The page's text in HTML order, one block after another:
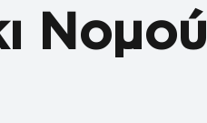
Νομού